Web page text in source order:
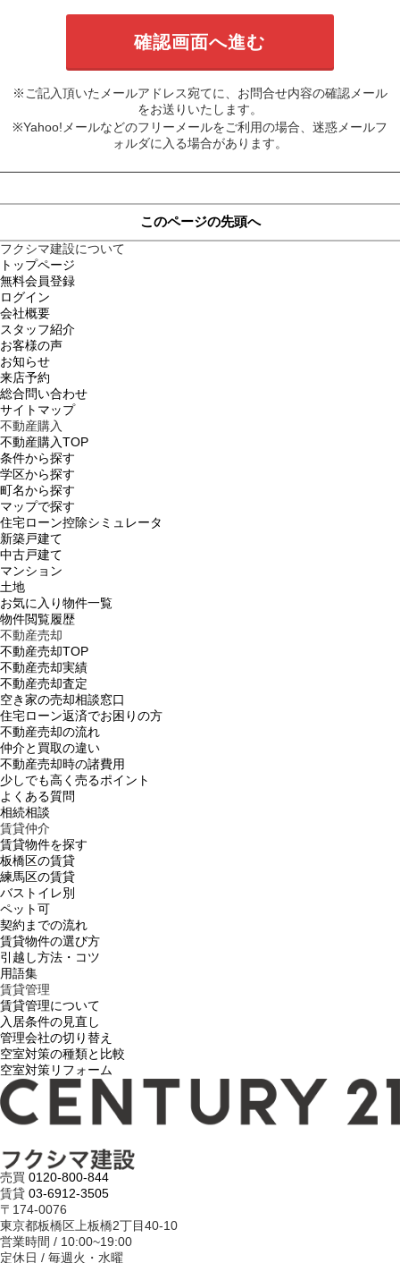
※ご記入頂いたメールアドレス宛てに、お問合せ内容の確認メール
をお送りいたします。
※Yahoo!メールなどのフリーメールをご利用の場合、迷惑メールフ
ォルダに入る場合があります。
このページの先頭へ
フクシマ建設について
トップページ
無料会員登録
ログイン
会社概要
スタッフ紹介
お客様の声
お知らせ
来店予約
総合問い合わせ
サイトマップ
不動産購入
不動産購入TOP
条件から探す
学区から探す
町名から探す
マップで探す
住宅ローン控除シミュレータ
新築戸建て
中古戸建て
マンション
土地
お気に入り物件一覧
物件閲覧履歴
不動産売却
不動産売却TOP
不動産売却実績
不動産売却査定
空き家の売却相談窓口
住宅ローン返済でお困りの方
不動産売却の流れ
仲介と買取の違い
不動産売却時の諸費用
少しでも高く売るポイント
よくある質問
相続相談
賃貸仲介
賃貸物件を探す
板橋区の賃貸
練馬区の賃貸
バストイレ別
ペット可
契約までの流れ
賃貸物件の選び方
引越し方法・コツ
用語集
賃貸管理
賃貸管理について
入居条件の見直し
管理会社の切り替え
空室対策の種類と比較
空室対策リフォーム
売買 0120-800-844
賃貸 03-6912-3505
〒174-0076
東京都板橋区上板橋2丁目40-10
営業時間 / 10:00~19:00
定休日 / 毎週火・水曜